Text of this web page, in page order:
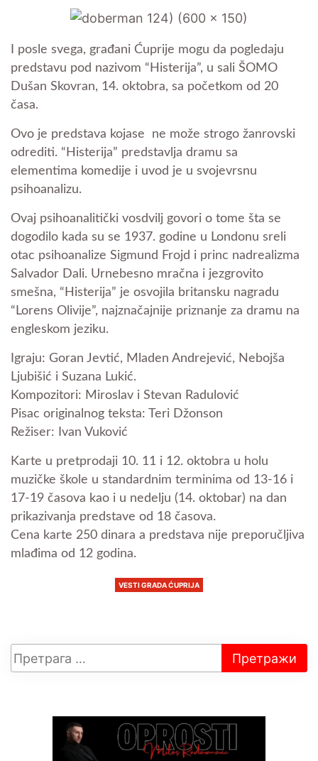
I posle svega, građani Ćuprije mogu da pogledaju
predstavu pod nazivom “Histerija”, u sali ŠOMO
Dušan Skovran, 14. oktobra, sa početkom od 20
časa.
Ovo je predstava kojase ne može strogo žanrovski
odrediti. “Histerija” predstavlja dramu sa
elementima komedije i uvod je u svojevrsnu
psihoanalizu.
Ovaj psihoanalitički vosdvilj govori o tome šta se
dogodilo kada su se 1937. godine u Londonu sreli
otac psihoanalize Sigmund Frojd i princ nadrealizma
Salvador Dali. Urnebesno mračna i jezgrovito
smešna, “Histerija” je osvojila britansku nagradu
“Lorens Olivije”, najznačajnije priznanje za dramu na
engleskom jeziku.
Igraju: Goran Jevtić, Mladen Andrejević, Nebojša
Ljubišić i Suzana Lukić.
Kompozitori: Miroslav i Stevan Radulović
Pisac originalnog teksta: Teri Džonson
Režiser: Ivan Vuković
Karte u pretprodaji 10. 11 i 12. oktobra u holu
muzičke škole u standardnim terminima od 13-16 i
17-19 časova kao i u nedelju (14. oktobar) na dan
prikazivanja predstave od 18 časova.
Cena karte 250 dinara a predstava nije preporučljiva
mlađima od 12 godina.
VESTI GRADA ĆUPRIJA